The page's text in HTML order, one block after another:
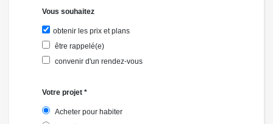
Vous souhaitez
obtenir les prix et plans
être rappelé(e)
convenir d'un rendez-vous
Votre projet*
Acheter pour habiter